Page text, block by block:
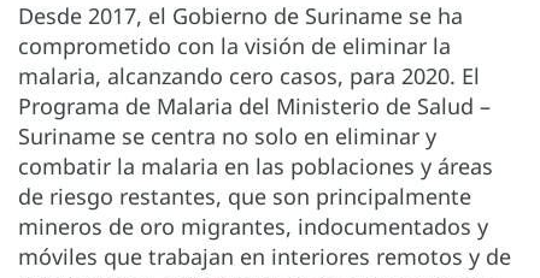
Desde 2017, el Gobierno de Suriname se ha
comprometido con la visión de eliminar la
malaria, alcanzando cero casos, para 2020. El
Programa de Malaria del Ministerio de Salud –
Suriname se centra no solo en eliminar y
combatir la malaria en las poblaciones y áreas
de riesgo restantes, que son principalmente
mineros de oro migrantes, indocumentados y
móviles que trabajan en interiores remotos y de